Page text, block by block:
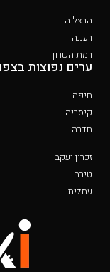
הרצליה
רעננה
רמת השרון
ערים נפוצות
חיפה
קיסריה
חדרה
זכרון יעקב
טירה
עתלית